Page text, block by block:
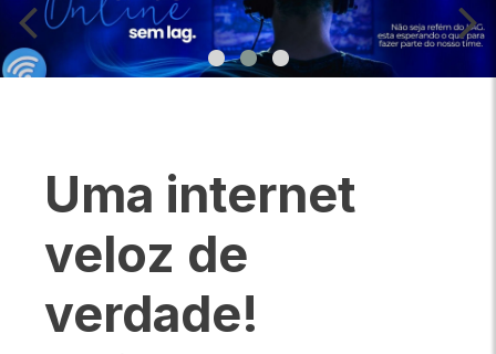
Uma internet
veloz de
verdade!